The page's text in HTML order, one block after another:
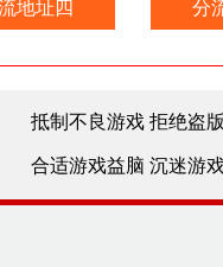
地址四 分
抵制不良游戏 拒绝盗
合适游戏益脑 沉迷游